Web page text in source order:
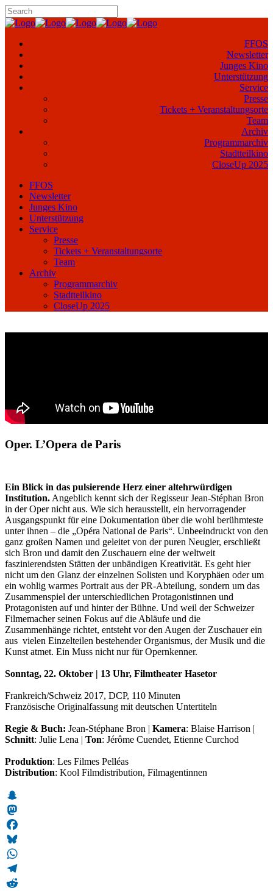
FFOS
Newsletter
Junges Kino
Unterstützung
Service
Presse
Tickets + Veranstaltungsorte
Team
Archiv
Programmarchiv
Stadtteilkino
CloseUp 2025
FFOS
Newsletter
Junges Kino
Unterstützung
Service
Presse
Tickets + Veranstaltungsorte
Team
Archiv
Programmarchiv
Stadtteilkino
CloseUp 2025
Oper. L’Opera de Paris
Ein Blick in das pulsierende Herz einer altehrwürdigen
Institution. Angeblich kennt sich der Regisseur Jean-Stéphan Bron
in der Oper nicht aus. Wie sich herausstellt, ein hervorragender
Ausgangspunkt für eine Dokumentation über die wohl berühmteste
unter ihnen – die „Opéra National de Paris“. Unbeeindruckt von den
ganz großen Namen und geleitet von der puren Neugier, erschließt
sich Bron und damit den Zuschauern eine der weltweit
faszinierendsten Stätten der unbändigen Kreativität. Es geht hier
nicht um den Glanz der einzelnen Solisten und Koryphäen oder um
ein wohlig warmes Portrait aus der PR-Abteilung, sondern um das
Zusammenspiel der unterschiedlichen Protagonistinnen und
Protagonisten auf und hinter der Bühne. Und weil der Schweizer
Filmemacher seinen Fokus auf die Abläufe und die
Zusammenhänge richtet, entsteht vor den Augen der Zuschauer ein
aus vielen Einzelteilen bestehender Organismus, der Musik und die
Kunst atmet. Ein Muss nicht nur für Opernkenner.
Sonntag, 22. Oktober | 13 Uhr, Filmtheater Hasetor
Frankreich/Schweiz 2017, DCP, 110 Minuten
Französische Originalfassung mit deutschen Untertiteln
Regie & Buch: Jean-Stéphane Bron | Kamera: Blaise Harrison |
Schnitt: Julie Lena | Ton: Jérôme Cuendet, Etienne Curchod
Produktion: Les Filmes Pelléas
Distribution: Kool Filmdistribution, Filmagentinnen
Snapchat
Mastodon
Facebook
Bluesky
WhatsApp
Telegram